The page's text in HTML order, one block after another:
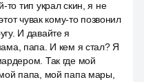
тип украл скин, я не
чувак кому-то позвонил
И давайте я
папа. И кем я стал? Я
Так где мой
папа, мой папа мары,